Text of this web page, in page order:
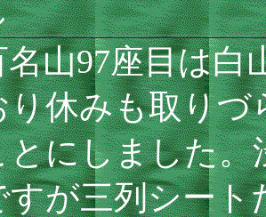
山97座目は白
り休みも取りづ
とにしました。
すが三列シート